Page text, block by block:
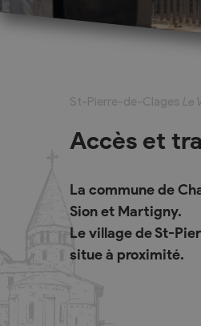
La Fête du Livre
Marché du Livre
Activités pour les jeunes
Expositions, art et patrimoine
La grande dictée
Dossier de presse,
St-Pierre-de-Clages Le
Accès et
La commune de
Sion et Martigny.
Le village de St-
situe à proximité.